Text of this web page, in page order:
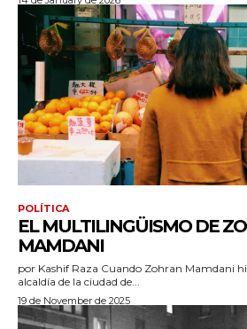
POLÍTICA
EL MULTILINGÜISMO DE
MAMDANI
por Kashif Raza Cuando Zohran Mamdani hizo campaña para la
alcaldía de la ciudad de...
19 de November de 2025